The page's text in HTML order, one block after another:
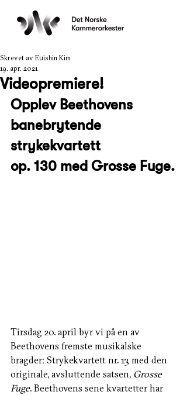
Videopremiere!
Skrevet av Euishin Kim
19. apr. 2021
Opplev Beethovens
banebrytende
strykekvartett
op. 130 med Grosse Fuge.
Tirsdag 20. april byr vi på en av
Beethovens fremste musikalske
bragder: Strykekvartett nr. 13 med den
originale, avsluttende satsen, Grosse
Fuge. Beethovens sene kvartetter har